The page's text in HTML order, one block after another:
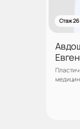
Стаж 26